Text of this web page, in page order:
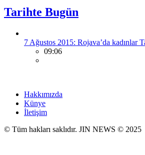
Tarihte Bugün
7 Ağustos 2015: Rojava’da kadınlar
09:06
Hakkımızda
Künye
İletişim
© Tüm hakları saklıdır. JIN NEWS © 2025